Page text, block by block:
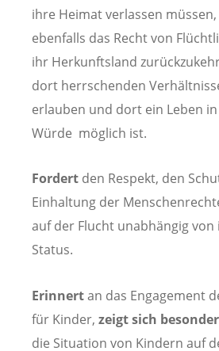
ihre Heimat verlassen
ebenfalls das Recht von
ihr Herkunftsland
dort herrschenden
erlauben und dort ein Leben
Würde möglich ist.
Fordert den Respekt, den
Einhaltung der
auf der Flucht unabhängig
Status.
Erinnertan das Engagement
für Kinder, zeigt sich
die Situation von Kindern auf